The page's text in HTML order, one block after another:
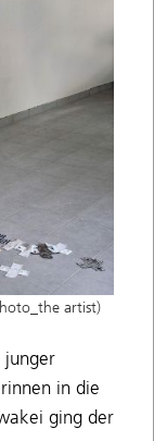
artist)
in die
ging der